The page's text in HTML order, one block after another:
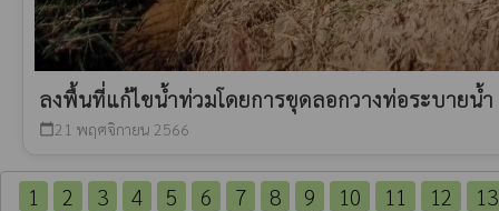
ลงพื้นที่แก้ไขน้ำท่วมโดยการขุดลอกวางท่อระบายน้ำ
calendar_today21 พฤศจิกายน 2566
1 2 3 4 5 6 7 8 9 10 11 12
13